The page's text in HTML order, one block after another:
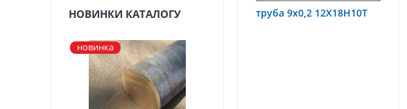
труба 9х0,2 12Х18Н10Т труба 75х1,5, 12Х18Н10Т
НОВИНКИ КАТАЛОГУ
новинка